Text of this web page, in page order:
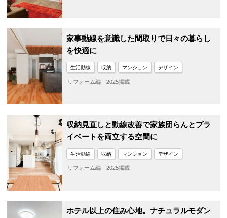
家事動線を意識した間取りで日々の暮らし
を快適に
生活動線 収納 マンション デザイン
リフォーム編 2025掲載
収納見直しと動線改善で家族団らんとプラ
イベートを両立する空間に
生活動線 収納 マンション デザイン
リフォーム編 2025掲載
ホテル以上の住み心地。ナチュラルモダン